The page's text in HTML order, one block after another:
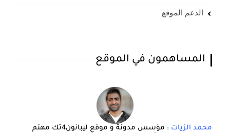
الدعم الموقع
المساهمون في الموقع
محمد الزيات
: مؤسس مدونة و موقع ليبانون4تك مهتم